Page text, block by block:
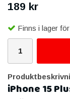
189 kr
Finns i lager
iPhone 15